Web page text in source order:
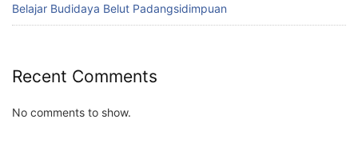
Belajar Budidaya Belut Padangsidimpuan
Recent Comments
No comments to show.